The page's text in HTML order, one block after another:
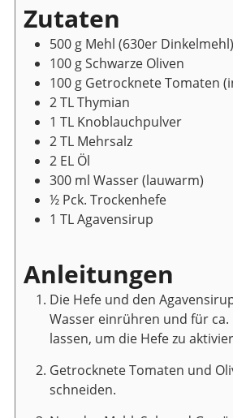
Zutaten
500 g Mehl (630er Dinkelmehl)
100 gSchwarze Oliven
100 g Getrocknete Tomaten
2TLThymian
1 TL Knoblauchpulver
2TL Mehrsalz
2 EL Öl
300 ml Wasser(lauwarm)
½ Pck. Trockenhefe
1 TLAgavensirup
Anleitungen
Die Hefe und den
Wasser einrühren und für
lassen, um die Hefe zu
Getrocknete Tomaten und
schneiden.